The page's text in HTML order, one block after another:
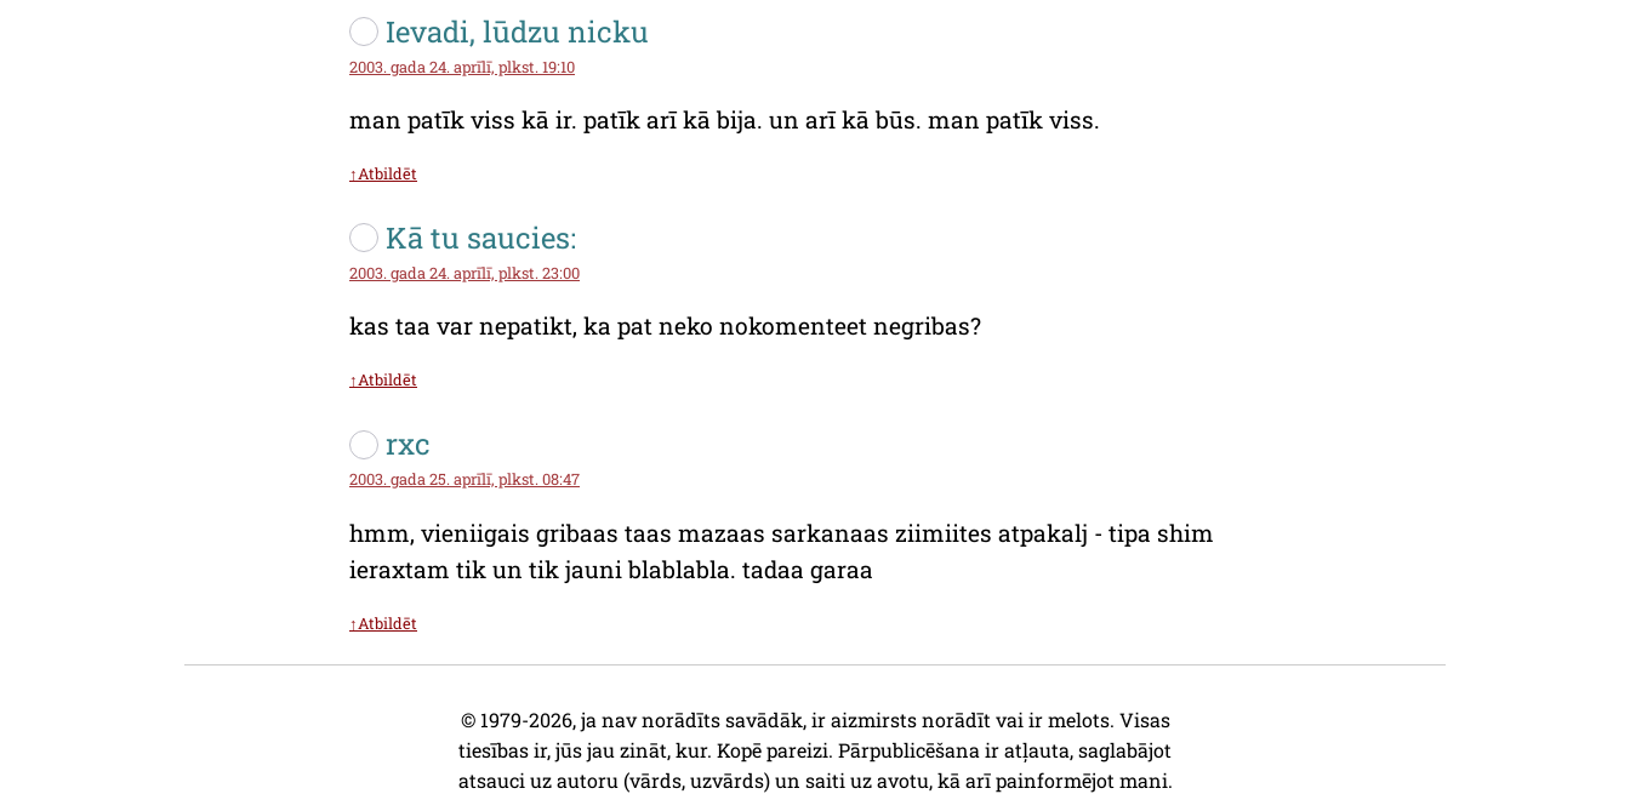
Ievadi, lūdzu nicku
2003. gada 24. aprīlī, plkst. 19:10
man patīk viss kā ir. patīk arī kā bija. un arī kā būs. man patīk viss.
↑Atbildēt
Kā tu saucies:
2003. gada 24. aprīlī, plkst. 23:00
kas taa var nepatikt, ka pat neko nokomenteet negribas?
↑Atbildēt
rxc
2003. gada 25. aprīlī, plkst. 08:47
hmm, vieniigais gribaas taas mazaas sarkanaas ziimiites atpakalj - tipa shim
ieraxtam tik un tik jauni blablabla. tadaa garaa
↑Atbildēt
© 1979-2026, ja nav norādīts savādāk, ir aizmirsts norādīt vai ir melots. Visas
tiesības ir, jūs jau zināt, kur. Kopē pareizi. Pārpublicēšana ir atļauta, saglabājot
atsauci uz autoru (vārds, uzvārds) un saiti uz avotu, kā arī painformējot mani.